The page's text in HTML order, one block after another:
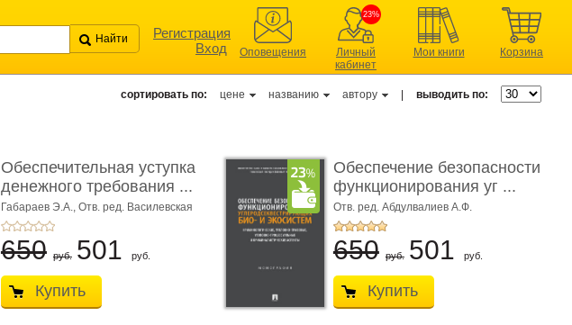
Регистрация
Вход
Оповещения
23%
Личный
кабинет
Мои книги Корзина
сортировать по: цене названию автору выводить по:
Обеспечительная уступка
денежного требования ...
Габараев Э.А., Отв. ред. Василевская
Л.Ю.,вступ. сл. Каретина М.Г.
650 руб. 501 руб.
Купить
Обеспечение безопасности
функционирования уг ...
Отв. ред. Абдулвалиев А.Ф.
650 руб. 501 руб.
Купить